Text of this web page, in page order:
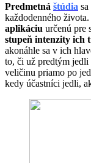
Predmetná štúdia
každodenného
aplikáciu určenú pre
stupeň intenzity ich
akonáhle sa v ich
to, či už predtým
veličinu priamo po
kedy účastníci jedli,